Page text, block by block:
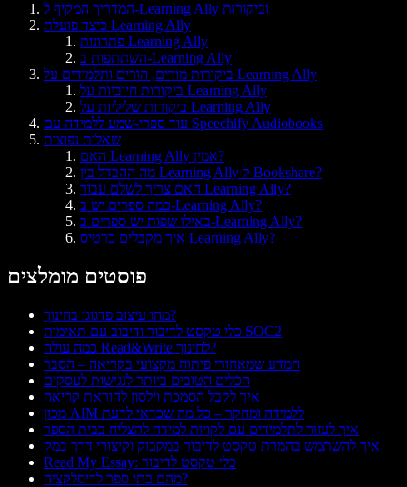
המדריך המקיף ל-Learning Ally וביקורות
כיצד פועלת Learning Ally
פתרונות Learning Ally
השתתפות ב-Learning Ally
ביקורות מורים, הורים ותלמידים על Learning Ally
ביקורות חיוביות על Learning Ally
ביקורות שליליות על Learning Ally
עוד ספרי-שמע ללמידה עם Speechify Audiobooks
שאלות נפוצות
האם Learning Ally אמין?
מה ההבדל בין Learning Ally ל-Bookshare?
האם צריך לשלם עבור Learning Ally?
כמה ספרים יש ב-Learning Ally?
באילו שפות יש ספרים ב-Learning Ally?
איך מקבלים כרטיס Learning Ally?
פוסטים מומלצים
מהו עיצוב פדגוגי בחינוך?
כלי טקסט לדיבור ודיבוב עם תאימות SOC2
כמה עולה Read&Write לחינוך?
המדע שמאחורי פיתוח מקצועי בקריאה – הסבר
הכלים הטובים ביותר לנגישות לעסקים
איך לקבל הסמכת וילסון להוראת קריאה
מכון AIM ללמידה ומחקר – כל מה שכדאי לדעת
איך לעזור לתלמידים עם לקויות למידה להצליח בבית הספר
איך להשתמש בהמרת טקסט לדיבור במקבוק וקיצורי דרך במק
Read My Essay: כלי טקסט לדיבור
מהם בתי ספר לדיסלקציה?